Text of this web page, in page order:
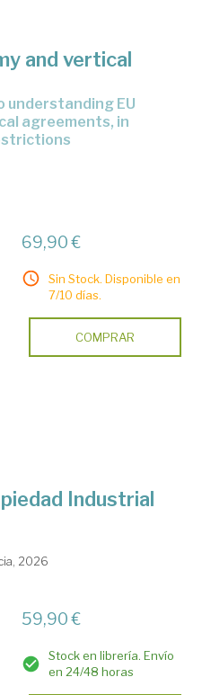
and vertical
agreements, in
69,90 €
Sin Stock. Disponible en
7/10 días.
COMPRAR
Industrial
2026
59,90 €
Stock en librería. Envío
en 24/48 horas